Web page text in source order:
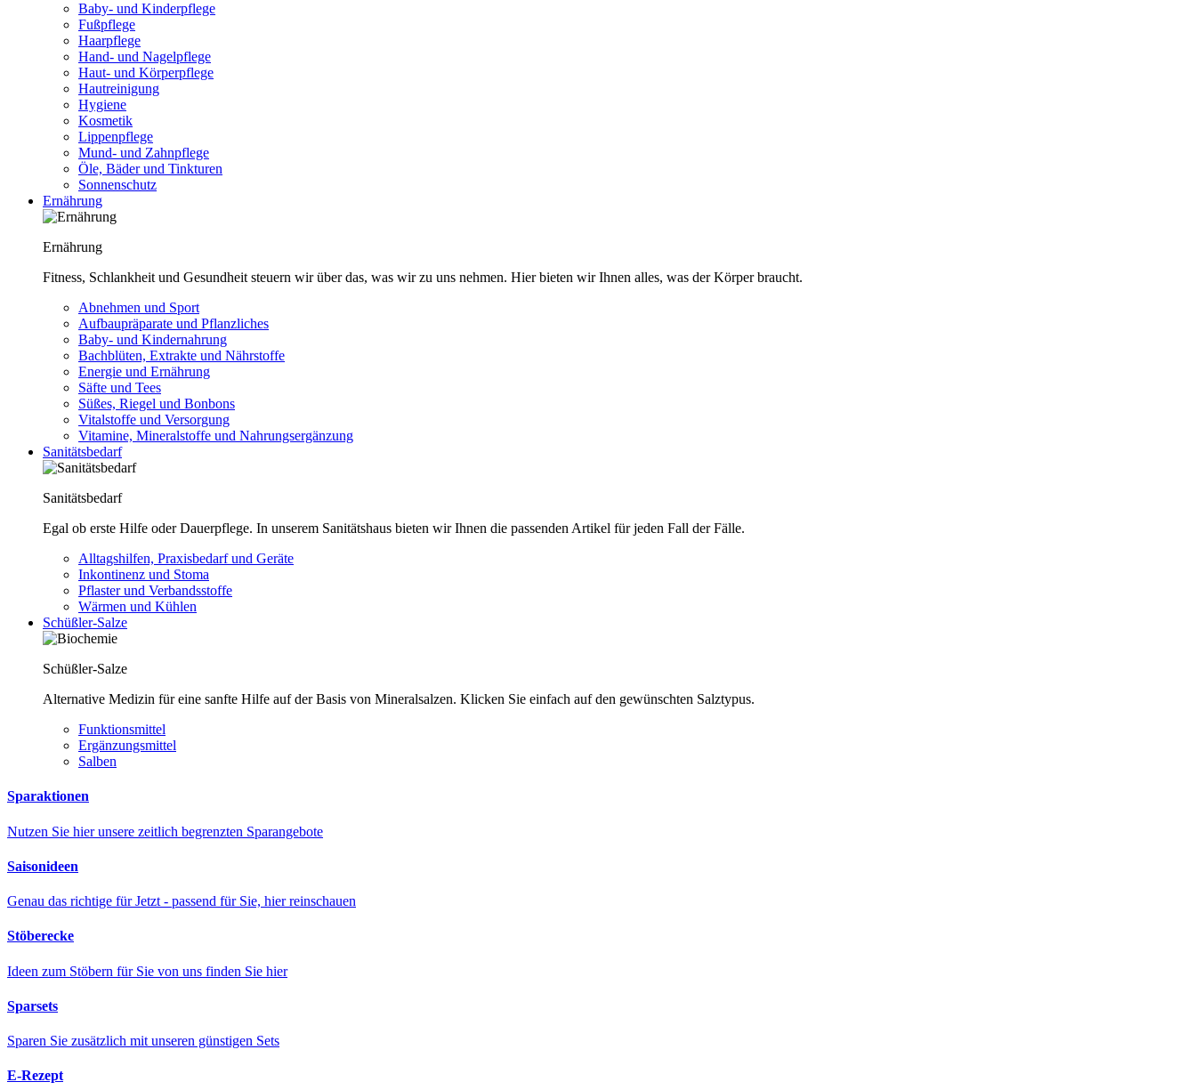
Baby- und Kinderpflege
Fußpflege
Haarpflege
Hand- und Nagelpflege
Haut- und Körperpflege
Hautreinigung
Hygiene
Kosmetik
Lippenpflege
Mund- und Zahnpflege
Öle, Bäder und Tinkturen
Sonnenschutz
Ernährung
Ernährung
Fitness, Schlankheit und Gesundheit steuern wir über das, was wir zu uns nehmen. Hier bieten wir Ihnen alles, was der Körper braucht.
Abnehmen und Sport
Aufbaupräparate und Pflanzliches
Baby- und Kindernahrung
Bachblüten, Extrakte und Nährstoffe
Energie und Ernährung
Säfte und Tees
Süßes, Riegel und Bonbons
Vitalstoffe und Versorgung
Vitamine, Mineralstoffe und Nahrungsergänzung
Sanitätsbedarf
Sanitätsbedarf
Egal ob erste Hilfe oder Dauerpflege. In unserem Sanitätshaus bieten wir Ihnen die passenden Artikel für jeden Fall der Fälle.
Alltagshilfen, Praxisbedarf und Geräte
Inkontinenz und Stoma
Pflaster und Verbandsstoffe
Wärmen und Kühlen
Schüßler-Salze
Schüßler-Salze
Alternative Medizin für eine sanfte Hilfe auf der Basis von Mineralsalzen. Klicken Sie einfach auf den gewünschten Salztypus.
Funktionsmittel
Ergänzungsmittel
Salben
Sparaktionen
Nutzen Sie hier unsere zeitlich begrenzten Sparangebote
Saisonideen
Genau das richtige für Jetzt - passend für Sie, hier reinschauen
Stöberecke
Ideen zum Stöbern für Sie von uns finden Sie hier
Sparsets
Sparen Sie zusätzlich mit unseren günstigen Sets
E-Rezept